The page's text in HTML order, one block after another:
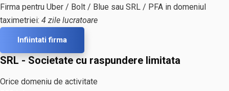
Firma pentru Uber / Bolt / Blue sau SRL / PFA in domeniul
taximetriei: 4 zile lucratoare
Infiintati firma
SRL - Societate cu raspundere limitata
Orice domeniu de activitate